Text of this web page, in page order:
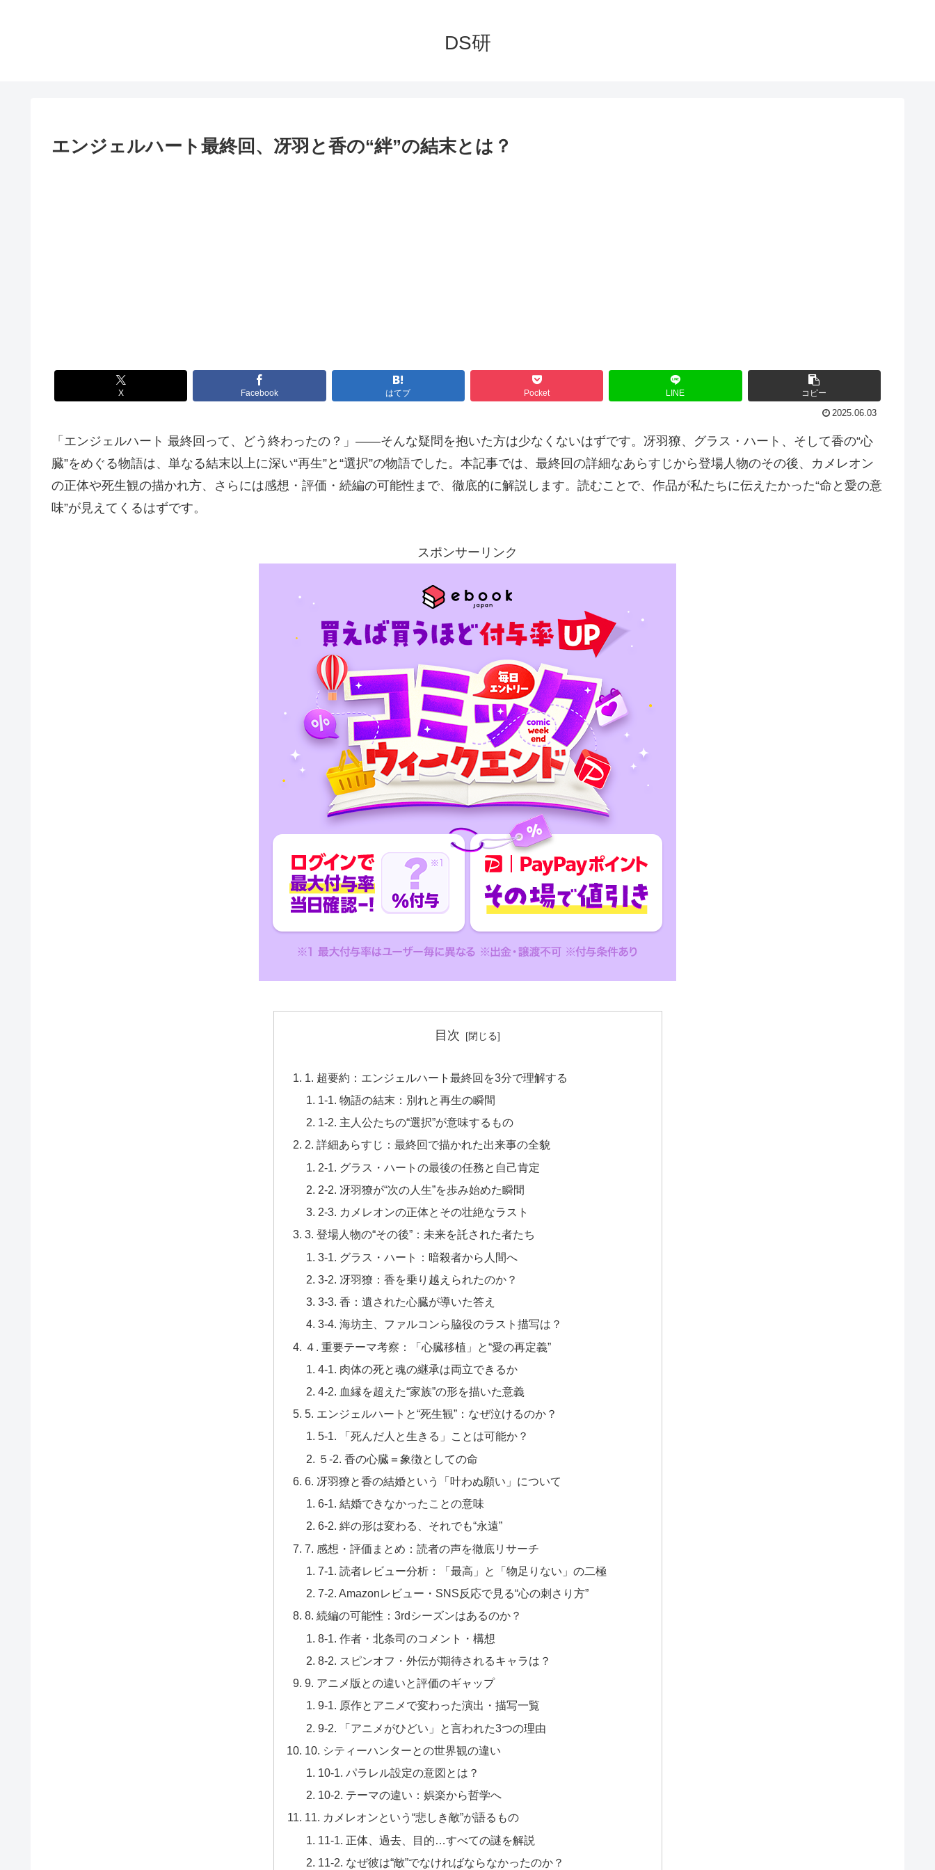
DS研
エンジェルハート最終回、冴羽と香の“絆”の結末とは？
X Facebook はてブ Pocket LINE コピー
2025.06.03
「エンジェルハート 最終回って、どう終わったの？」――そんな疑問を抱いた方は少なくないはずです。冴羽獠、グラス・ハート、そして香の“心
臓”をめぐる物語は、単なる結末以上に深い“再生”と“選択”の物語でした。本記事では、最終回の詳細なあらすじから登場人物のその後、カメレオン
の正体や死生観の描かれ方、さらには感想・評価・続編の可能性まで、徹底的に解説します。読むことで、作品が私たちに伝えたかった“命と愛の意
味”が見えてくるはずです。
スポンサーリンク
目次
1. 超要約：エンジェルハート最終回を3分で理解する
1-1. 物語の結末：別れと再生の瞬間
1-2. 主人公たちの“選択”が意味するもの
2. 詳細あらすじ：最終回で描かれた出来事の全貌
2-1. グラス・ハートの最後の任務と自己肯定
2-2. 冴羽獠が“次の人生”を歩み始めた瞬間
2-3. カメレオンの正体とその壮絶なラスト
3. 登場人物の“その後”：未来を託された者たち
3-1. グラス・ハート：暗殺者から人間へ
3-2. 冴羽獠：香を乗り越えられたのか？
3-3. 香：遺された心臓が導いた答え
3-4. 海坊主、ファルコンら脇役のラスト描写は？
４. 重要テーマ考察：「心臓移植」と“愛の再定義”
4-1. 肉体の死と魂の継承は両立できるか
4-2. 血縁を超えた“家族”の形を描いた意義
5. エンジェルハートと“死生観”：なぜ泣けるのか？
5-1. 「死んだ人と生きる」ことは可能か？
５-2. 香の心臓＝象徴としての命
6. 冴羽獠と香の結婚という「叶わぬ願い」について
6-1. 結婚できなかったことの意味
6-2. 絆の形は変わる、それでも“永遠”
7. 感想・評価まとめ：読者の声を徹底リサーチ
7-1. 読者レビュー分析：「最高」と「物足りない」の二極
7-2. Amazonレビュー・SNS反応で見る“心の刺さり方”
8. 続編の可能性：3rdシーズンはあるのか？
8-1. 作者・北条司のコメント・構想
8-2. スピンオフ・外伝が期待されるキャラは？
9. アニメ版との違いと評価のギャップ
9-1. 原作とアニメで変わった演出・描写一覧
9-2. 「アニメがひどい」と言われた3つの理由
10. シティーハンターとの世界観の違い
10-1. パラレル設定の意図とは？
10-2. テーマの違い：娯楽から哲学へ
11. カメレオンという“悲しき敵”が語るもの
11-1. 正体、過去、目的…すべての謎を解説
11-2. なぜ彼は“敵”でなければならなかったのか？